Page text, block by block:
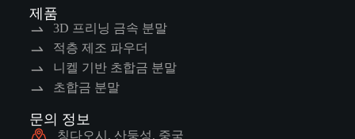
제품
3D 프리닝 금속 분말
적층 제조 파우더
니켈 기반 초합금 분말
초합금 분말
문의 정보
칭다오시, 산둥성, 중국